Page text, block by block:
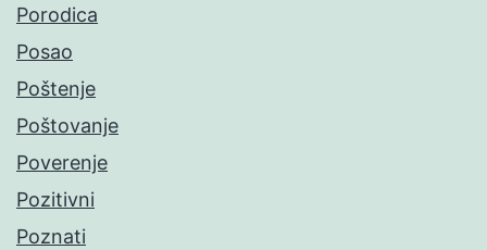
Porodica
Posao
Poštenje
Poštovanje
Poverenje
Pozitivni
Poznati